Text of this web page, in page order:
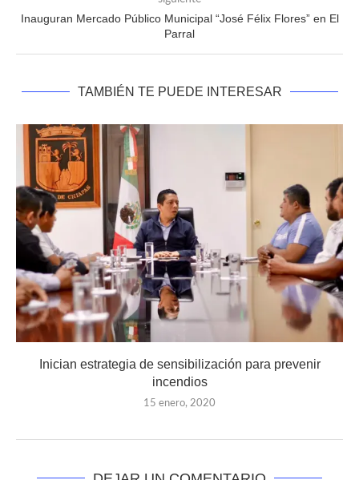
Inauguran Mercado Público Municipal “José Félix Flores” en El
Parral
TAMBIÉN TE PUEDE INTERESAR
Inician estrategia de sensibilización para prevenir
incendios
15 enero, 2020